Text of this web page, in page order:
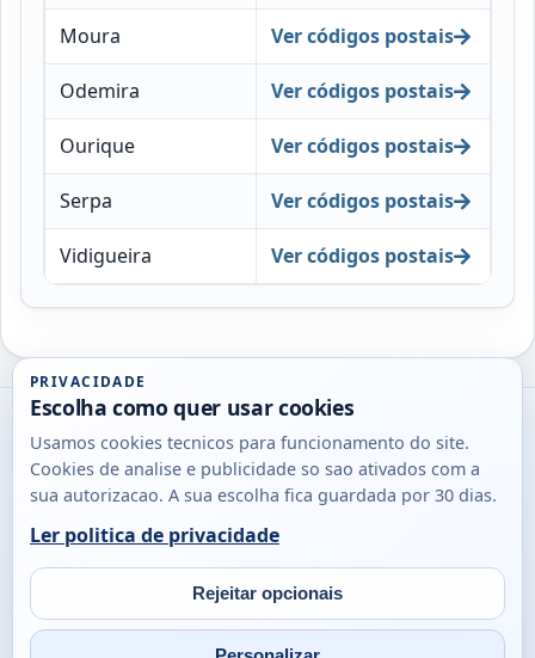
Moura Ver códigos postais
Odemira Ver códigos postais
Ourique Ver códigos postais
Serpa Ver códigos postais
Vidigueira Ver códigos postais
Utils
DB
Consultas
para
cidadaos,
SobrePrivacidade
Campos
Email
PRIVACIDADE
Escolha como quer usar cookies
Usamos cookies tecnicos para funcionamento do site.
Cookies de analise e publicidade so sao ativados com a
sua autorizacao. A sua escolha fica guardada por 30 dias.
Ler politica de privacidade
Rejeitar opcionais